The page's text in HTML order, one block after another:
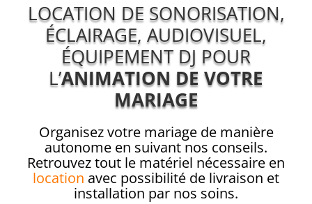
LOCATION DE SONORISATION,
ÉCLAIRAGE, AUDIOVISUEL,
ÉQUIPEMENT DJ POUR
L’ANIMATION DE VOTRE
MARIAGE
Organisez votre mariage de manière
autonome en suivant nos conseils.
Retrouvez tout le matériel nécessaire en
location avec possibilité de livraison et
installation par nos soins.